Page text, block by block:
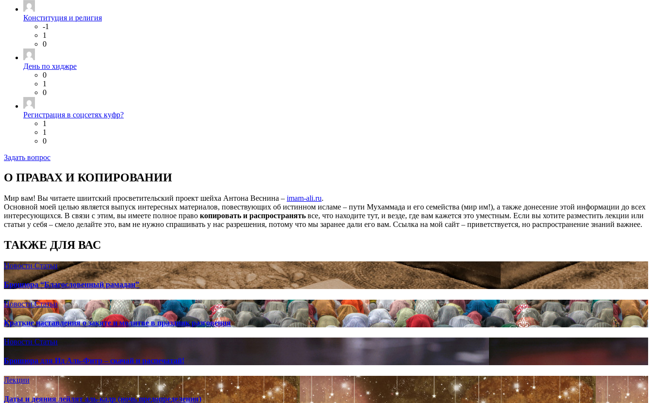
Конституция и религия
-1
1
0
День по хиджре
0
1
0
Регистрация в соцсетях куфр?
1
1
0
Задать вопрос
О ПРАВАХ И КОПИРОВАНИИ
Мир вам! Вы читаете шиитский просветительский проект шейха Антона Веснина – imam-ali.ru.
Основной моей целью является выпуск интересных материалов, повествующих об истинном исламе – пути Мухаммада и его семейства (мир им!), а также донесение этой информации до всех
интересующихся. В связи с этим, вы имеете полное право копировать и распространять все, что находите тут, и везде, где вам кажется это уместным. Если вы хотите разместить лекции или
статьи у себя – смело делайте это, вам не нужно спрашивать у нас разрешения, потому что мы заранее дали его вам. Ссылка на мой сайт – приветствуется, но распространение знаний важнее.
ТАКЖЕ ДЛЯ ВАС
НовостиСтатьи
Брошюра “Благословенный рамадан”
НовостиСтатьи
Краткие наставления о закяте и молитве в праздник разговения
Новости Статьи
Брошюра для Ид Аль-Фитр – скачай и распечатай!
Лекции
Даты и деяния лейлят аль-кадр (ночь предопределения)